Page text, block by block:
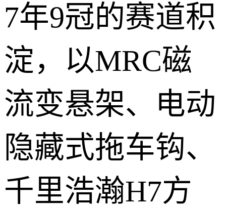
7年9冠的赛道积
淀，以MRC磁
流变悬架、电动
隐藏式拖车钩、
千里浩瀚H7方